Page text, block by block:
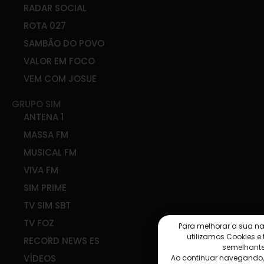
RADAR SOCIAL
ROTA 027
SAMBÃO DO POVO
VALOR EM FOCO
VEM COM JOSUE
GRUPO SIM
ANTENA 1
MASSA FM
MUSICAL FM
VIVA FM
SIM PRIME
TV SIM SBT
TV FOZ
RECORD NEWS ES
VÍDEOS
Para melhorar a sua
utilizamos Cookies
Ao continuar